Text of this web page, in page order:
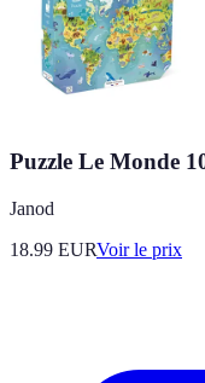
Puzzle Le Monde
Janod
18.99 EURVoir le prix